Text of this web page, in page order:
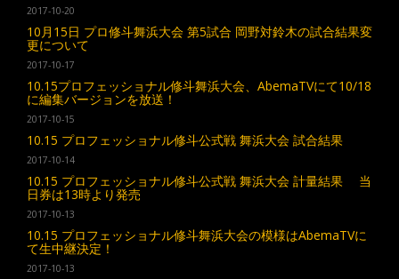
2017-10-20
10月15日 プロ修斗舞浜大会 第5試合 岡野対鈴木の試合結果変
更について
2017-10-17
10.15プロフェッショナル修斗舞浜大会、AbemaTVにて10/18
に編集バージョンを放送！
2017-10-15
10.15 プロフェッショナル修斗公式戦 舞浜大会 試合結果
2017-10-14
10.15 プロフェッショナル修斗公式戦 舞浜大会 計量結果 当
日券は13時より発売
2017-10-13
10.15 プロフェッショナル修斗舞浜大会の模様はAbemaTVに
て生中継決定！
2017-10-13